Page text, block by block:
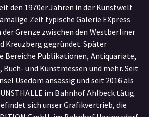
den 1970er Jahren in der Kunstwelt
Zeit typische Galerie EXpress
der Grenze zwischen den Westberliner
Kreuzberg gegründet. Später
Bereiche Publikationen, Antiquariate,
und Kunstmessen und mehr. Seit
Usedom ansässig und seit 2016 als
im Bahnhof Ahlbeck tätig.
sich unser Grafikvertrieb, die